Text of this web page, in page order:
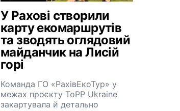
У Рахові створили
карту екомаршрутів
та зводять оглядовий
майданчик на Лисій
горі
Команда ГО «РахівЕкоТур» у
межах проєкту ToPP Ukraine
закартувала й детально